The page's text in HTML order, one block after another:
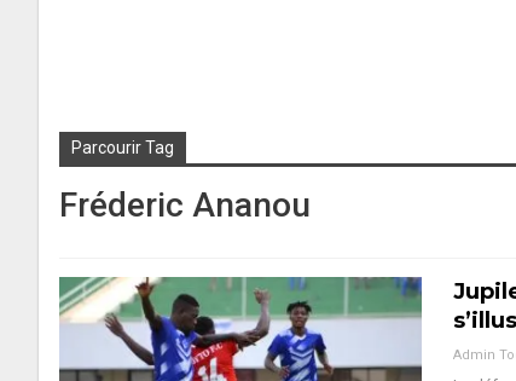
Parcourir Tag
Fréderic Ananou
Admin